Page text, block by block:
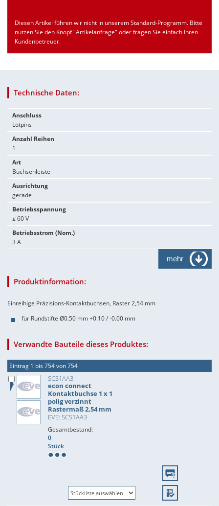
Diesen Artikel führen wir nicht in unserem Standard-Programm. Bitte
nutzen Sie den Knopf "Artikelanfrage" oder fragen Sie einfach Ihren
Kundenbetreuer.
Technische Daten:
Anschluss
Lötpins
Anzahl Reihen
1
Art
Buchsenleiste
Ausrichtung
gerade
Betriebsspannung
≤ 60 V
Betriebsstrom (Nom.)
3 A
mehr
Produktinformation:
Einreihige Präzisions-Kontaktbuchsen, Raster 2,54 mm
für Rundstifte Ø0.50 mm +0.10 / -0.00 mm
Verwandte Bauteile dieses Produktes:
Eintrag 1 bis 754 von 754
SCS1AA3
econ connect
Kontaktbuchse 1 x 1
polig verzinnt
Rastermaß 2,54 mm
EVE: SCS1AA3
Gesamtbestand:
0
Stück